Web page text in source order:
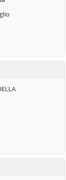
in